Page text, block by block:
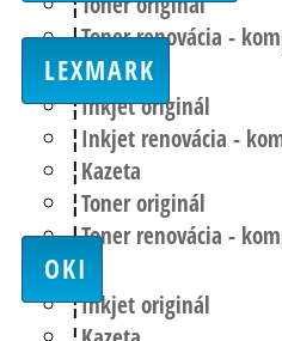
Toner renovácia -
LEXMARK
Inkjet originál
Inkjet renovácia -
Kazeta
Toner originál
Toner renovácia -
OKI
Inkjet originál